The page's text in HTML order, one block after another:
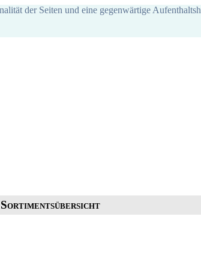
der Seiten und eine gegenwärtige
Sortimentsübersicht